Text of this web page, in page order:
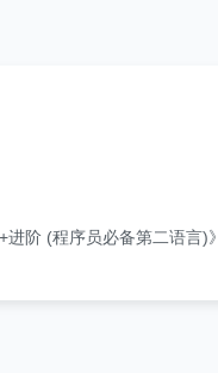
进阶 (程序员必备第二语言)